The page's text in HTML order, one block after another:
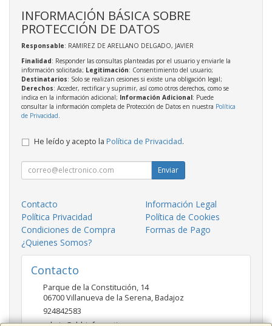
INFORMACIÓN BÁSICA SOBRE
PROTECCIÓN DE DATOS
Responsable: RAMIREZ DE ARELLANO DELGADO, JAVIER
Finalidad: Responder las consultas planteadas por el usuario y enviarle la
información solicitada; Legitimación: Consentimiento del usuario;
Destinatarios: Solo se realizan cesiones si existe una obligación legal;
Derechos: Acceder, rectificar y suprimir, así como otros derechos, como se
indica en la información adicional; Información Adicional: Puede
consultar la información completa de Protección de Datos en nuestra Política
de Privacidad
He leído y acepto la Política de Privacidad.
Enviar
Contacto
Información Legal
Política Privacidad
Política de Cookies
Condiciones de Compra
Formas de Pago
¿Quienes Somos?
Contacto
Parque de la Constitución, 14
06700Villanueva de la Serena,Badajoz
924842583